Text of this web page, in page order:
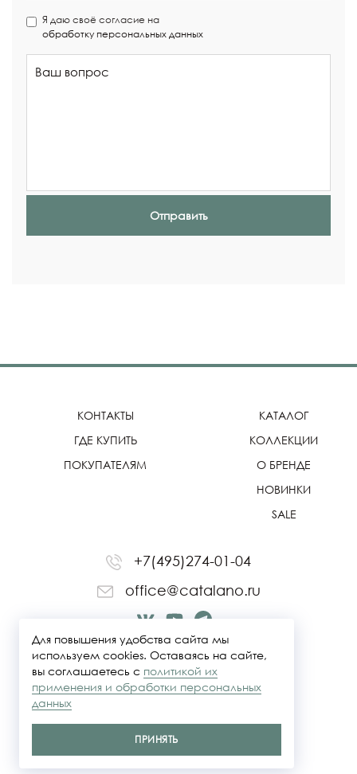
Я даю своё согласие на
обработку персональных данных
Отправить
КОНТАКТЫ
ГДЕ КУПИТЬ
ПОКУПАТЕЛЯМ
КАТАЛОГ
КОЛЛЕКЦИИ
О БРЕНДЕ
НОВИНКИ
SALE
+7(495)274-01-04
office@catalano.ru
Политика конфидециальности
Для повышения удобства сайта мы
используем cookies. Оставаясь на сайте,
вы соглашаетесь с политикой их
применения и обработки персональных
данных
ПРИНЯТЬ